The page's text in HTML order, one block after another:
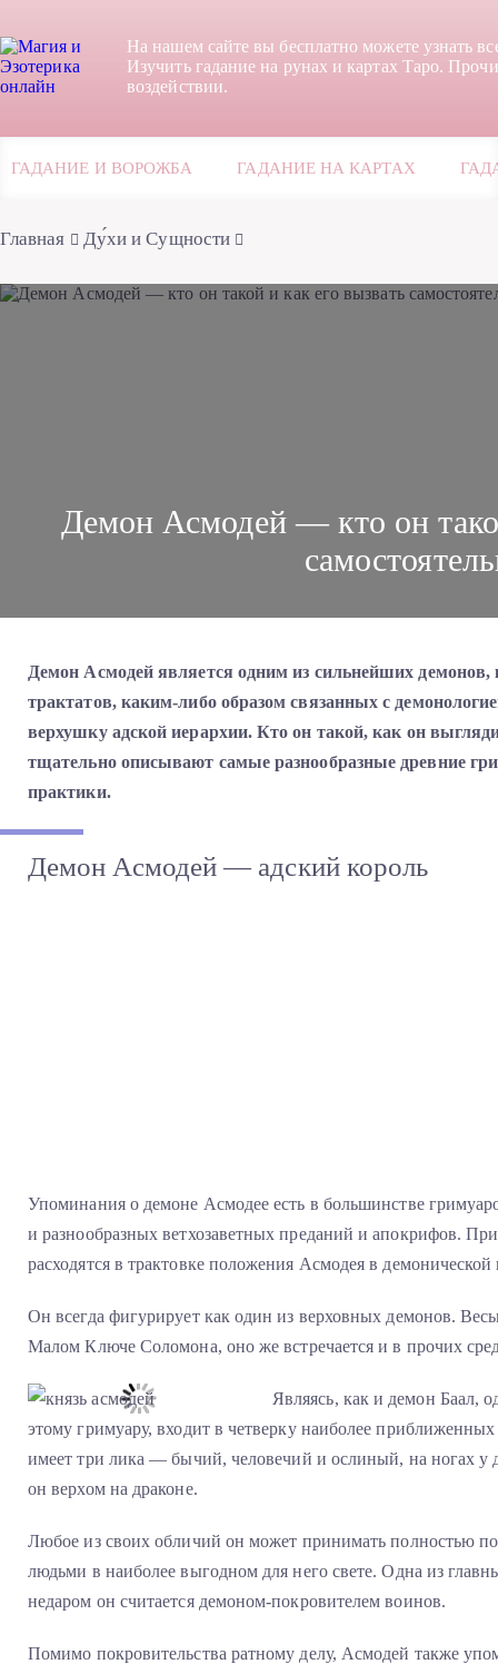
На нашем сайте вы бесплатно можете узнать
Изучить гадание на рунах и картах Таро.
воздействии.
ГАДАНИЕ И ВОРОЖБА ГАДАНИЕ НА КАРТАХ
Главная Ду́хи и Сущности
Демон Асмодей — кто он
Демон Асмодей является одним из сильнейших
трактатов, каким-либо образом связанных с
верхушку адской иерархии. Кто он такой, как он
тщательно описывают самые разнообразные древние
практики.
Демон Асмодей — адский король
Упоминания о демоне Асмодее есть в большинстве
и разнообразных ветхозаветных преданий и апокрифов.
расходятся в трактовке положения Асмодея в демонической
Он всегда фигурирует как один из верховных демонов.
Малом Ключе Соломона, оно же встречается и в прочих
Являясь, как и демон Баал,
этому гримуару, входит в четверку наиболее
имеет три лика — бычий, человечий и ослиный, на ногах у
он верхом на драконе.
Любое из своих обличий он может принимать полностью
людьми в наиболее выгодном для него свете. Одна из
недаром он считается демоном-покровителем воинов.
Помимо покровительства ратному делу, Асмодей также